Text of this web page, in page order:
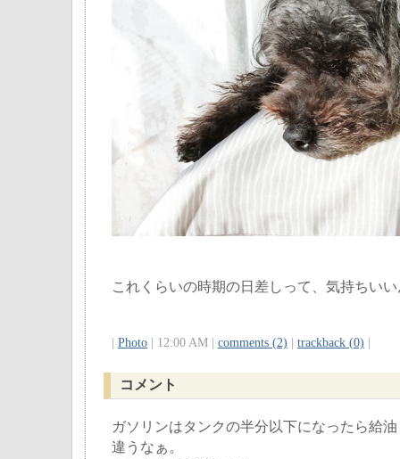
これくらいの時期の日差しって、気持ちい
Photo | 12:00 AM | comments (2) trackback (0)
コメント
ガソリンはタンクの半分以下になったら給
違うなぁ。